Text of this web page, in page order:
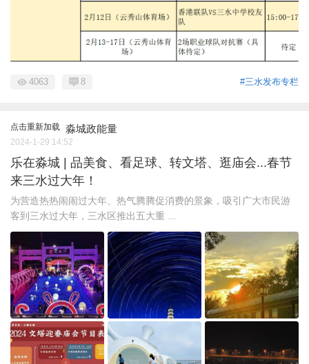
#三水发布专栏
4063 8
点击重新加载 淼城政能量
2024-1-29 14:52
乐在淼城 | 品美食、看足球、转文塔、逛庙会...春节
来三水过大年！
为营造热热闹闹过大年、热气腾腾促消费的景象，吸引广大市民游
客到三水过大年，三水区推出五大重 ...